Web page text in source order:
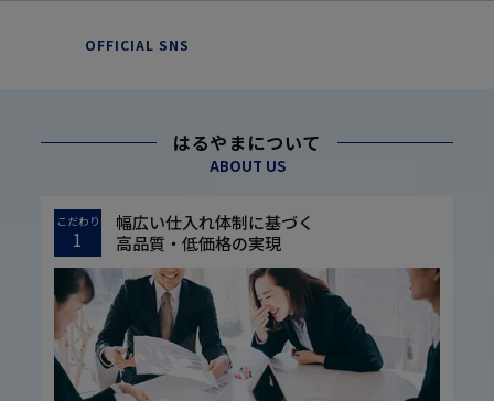
OFFICIAL SNS
はるやまについて
ABOUT US
こだわり
1
幅広い仕入れ体制に基づく
高品質・低価格の実現